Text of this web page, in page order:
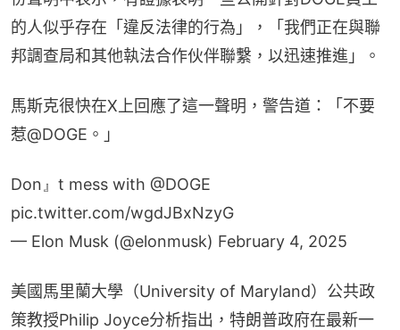
的人似乎存在「違反法律的行為」，「我們正在與聯
邦調查局和其他執法合作伙伴聯繫，以迅速推進」。
馬斯克很快在X上回應了這一聲明，警告道：「不要
惹@DOGE。」
Don』t mess with @DOGE
pic.twitter.com/wgdJBxNzyG
— Elon Musk (@elonmusk) February 4, 2025
美國馬里蘭大學（University of Maryland）公共政
策教授Philip Joyce分析指出，特朗普政府在最新一